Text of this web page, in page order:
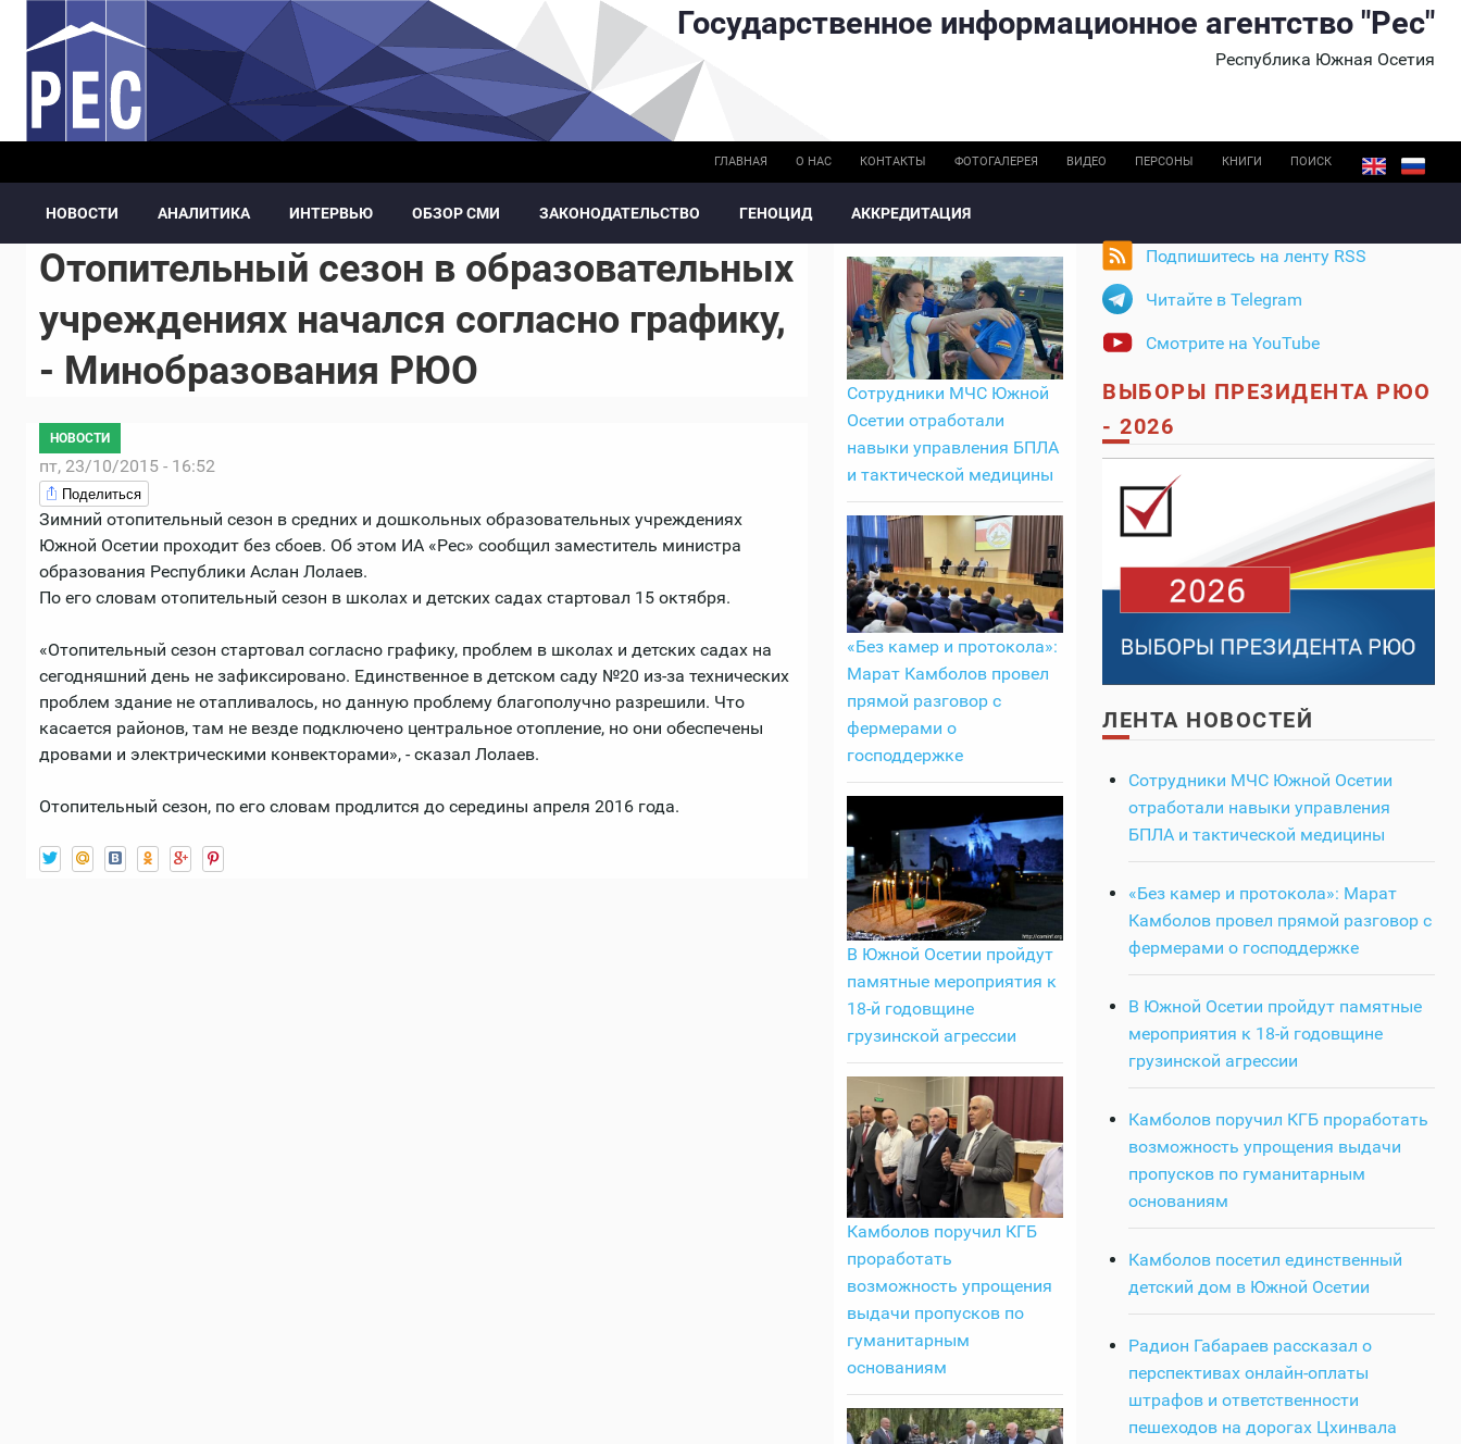
Перейти к основному содержанию Государственное информационное агентство "Рес"
Республика Южная Осетия
ГЛАВНАЯ О НАС КОНТАКТЫ ФОТОГАЛЕРЕЯ ВИДЕО ПЕРСОНЫ КНИГИ ПОИСК
НОВОСТИ АНАЛИТИКА ИНТЕРВЬЮ ОБЗОР СМИ ЗАКОНОДАТЕЛЬСТВО ГЕНОЦИД АККРЕДИТАЦИЯ
Отопительный сезон в образовательных
учреждениях начался согласно графику,
- Минобразования РЮО
НОВОСТИ
пт, 23/10/2015 - 16:52
Поделиться
Зимний отопительный сезон в средних и дошкольных образовательных учреждениях
Южной Осетии проходит без сбоев. Об этом ИА «Рес» сообщил заместитель министра
образования Республики Аслан Лолаев.
По его словам отопительный сезон в школах и детских садах стартовал 15 октября.
«Отопительный сезон стартовал согласно графику, проблем в школах и детских садах на
сегодняшний день не зафиксировано. Единственное в детском саду №20 из-за технических
проблем здание не отапливалось, но данную проблему благополучно разрешили. Что
касается районов, там не везде подключено центральное отопление, но они обеспечены
дровами и электрическими конвекторами», - сказал Лолаев.
Отопительный сезон, по его словам продлится до середины апреля 2016 года.
Сотрудники МЧС Южной
Осетии отработали
навыки управления БПЛА
и тактической медицины
«Без камер и протокола»:
Марат Камболов провел
прямой разговор с
фермерами о
господдержке
В Южной Осетии пройдут
памятные мероприятия к
18-й годовщине
грузинской агрессии
Камболов поручил КГБ
проработать
возможность упрощения
выдачи пропусков по
гуманитарным
основаниям
Подпишитесь на ленту RSS
Читайте в Telegram
Смотрите на YouTube
ВЫБОРЫ ПРЕЗИДЕНТА РЮО
- 2026
ЛЕНТА НОВОСТЕЙ
Сотрудники МЧС Южной Осетии
отработали навыки управления
БПЛА и тактической медицины
«Без камер и протокола»: Марат
Камболов провел прямой разговор с
фермерами о господдержке
В Южной Осетии пройдут памятные
мероприятия к 18-й годовщине
грузинской агрессии
Камболов поручил КГБ проработать
возможность упрощения выдачи
пропусков по гуманитарным
основаниям
Камболов посетил единственный
детский дом в Южной Осетии
Радион Габараев рассказал о
перспективах онлайн-оплаты
штрафов и ответственности
пешеходов на дорогах Цхинвала